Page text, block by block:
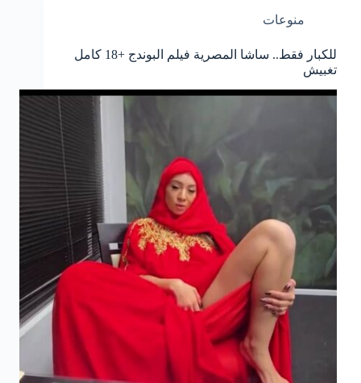
منوعات
للكبار فقط.. ساشا المصرية فيلم البوندج +18 كامل
تغبيش